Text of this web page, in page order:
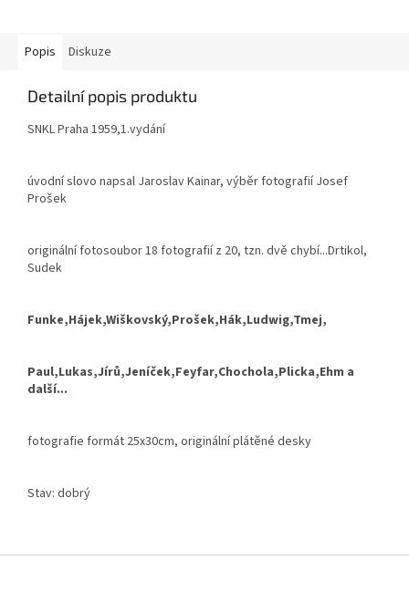
Popis Diskuze
Detailní popis produktu
SNKL Praha 1959,1.vydání
úvodní slovo napsal Jaroslav Kainar, výběr fotografií Josef
Prošek
originální fotosoubor 18 fotografií z 20, tzn. dvě chybí...Drtikol,
Sudek
Funke,Hájek,Wiškovský,Prošek,Hák,Ludwig,Tmej,
Paul,Lukas,Jírů,Jeníček,Feyfar,Chochola,Plicka,Ehm a
další...
fotografie formát 25x30cm, originální plátěné desky
Stav: dobrý